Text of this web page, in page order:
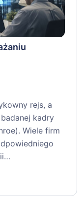
rejs, a
kadry
Wiele firm